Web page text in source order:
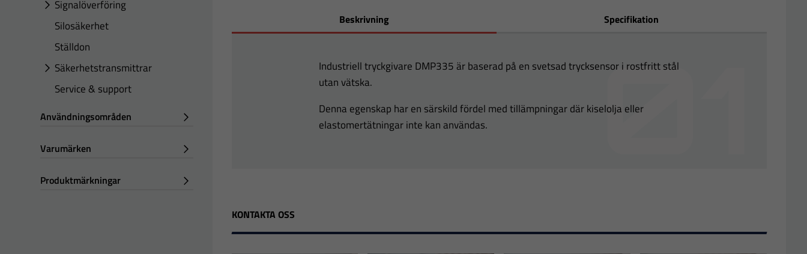
Signalöverföring
Silosäkerhet
Ställdon
Säkerhetstransmittrar
Service & support
Användningsområden
Varumärken
Produktmärkningar
Beskrivning Specifikation
Industriell tryckgivare DMP335 är baserad på en svetsad trycksensor i rostfritt stål
utan vätska.
Denna egenskap har en särskild fördel med tillämpningar där kiselolja eller
elastomertätningar inte kan användas.
KONTAKTA OSS